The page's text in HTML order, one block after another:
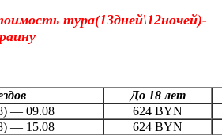
тура(13дней\12ночей)-
До 18 лет
— 09.08
624 BYN
— 15.08
624 BYN